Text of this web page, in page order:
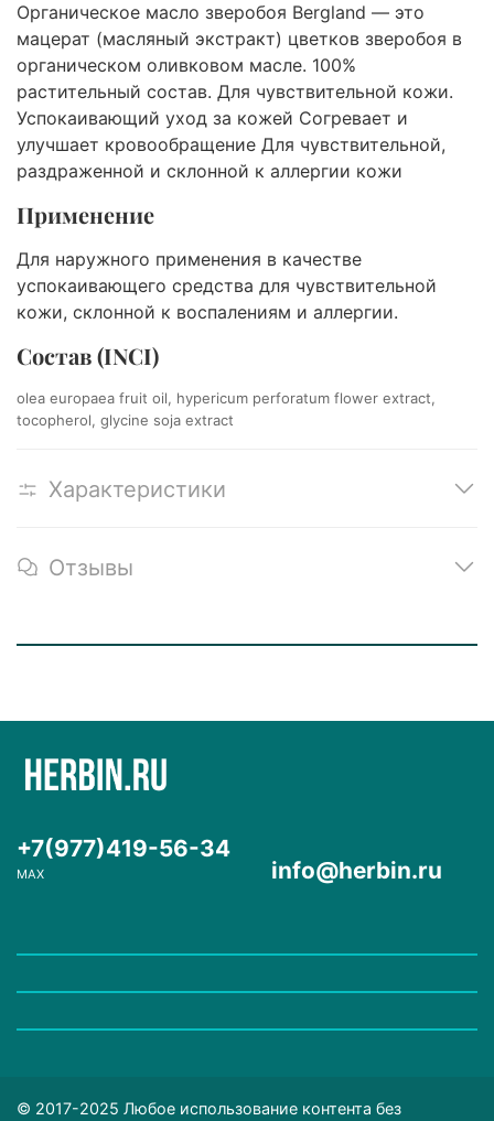
Органическое масло зверобоя Bergland — это
мацерат (масляный экстракт) цветков зверобоя в
органическом оливковом масле. 100%
растительный состав. Для чувствительной кожи.
Успокаивающий уход за кожей Согревает и
улучшает кровообращение Для чувствительной,
раздраженной и склонной к аллергии кожи
Применение
Для наружного применения в качестве
успокаивающего средства для чувствительной
кожи, склонной к воспалениям и аллергии.
Состав (INCI)
olea europaea fruit oil, hypericum perforatum flower extract,
tocopherol, glycine soja extract
Характеристики
Отзывы
+7(977)419-56-34
MAX info@herbin.ru
© 2017-2025 Любое использование контента без